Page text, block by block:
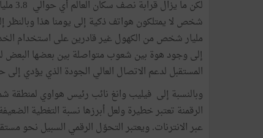
مليار شخص من الكهول غير قادرين على استخدام
إلى وجود هوة بين شعوب متواصلة بين بعضها البعض
المستقبل لدعم الاتصال العالي الجودة الذي يؤدي
وبالنسبة إلى فيليب وانغ نائب رئيس هواوي لمنطقة
عبر الانترنات. ويعتبر التحوّل الرقمي السبيل نحو